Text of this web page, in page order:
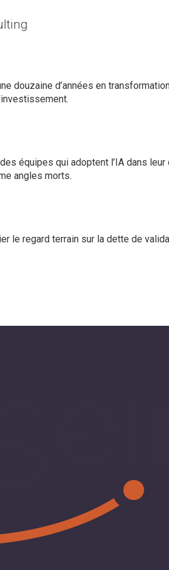
douzaine d’années en
équipes qui adoptent l’IA dans
angles morts.
le regard terrain sur la dette de